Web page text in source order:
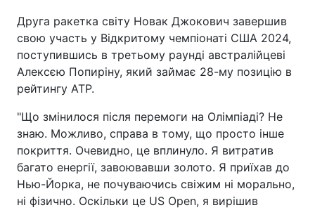
Друга ракетка світу Новак Джокович завершив
свою участь у Відкритому чемпіонаті США 2024,
поступившись в третьому раунді австралійцеві
Алексєю Попиріну, який займає 28-му позицію в
рейтингу АТР.
"Що змінилося після перемоги на Олімпіаді? Не
знаю. Можливо, справа в тому, що просто інше
покриття. Очевидно, це вплинуло. Я витратив
багато енергії, завоювавши золото. Я приїхав до
Нью-Йорка, не почуваючись свіжим ні морально,
ні фізично. Оскільки це US Open, я вирішив